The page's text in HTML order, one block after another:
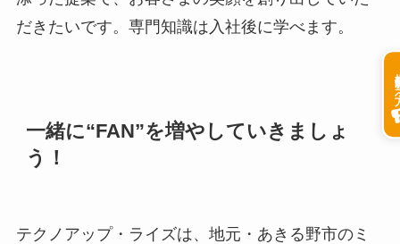
だきたいです。専門知識は入社後に学べます。
一緒に“FAN”を増やしていきましょ
う！
テクノアップ・ライズは、地元・あきる野市のミ
掲